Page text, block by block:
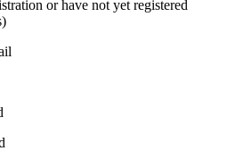
or have not yet registered